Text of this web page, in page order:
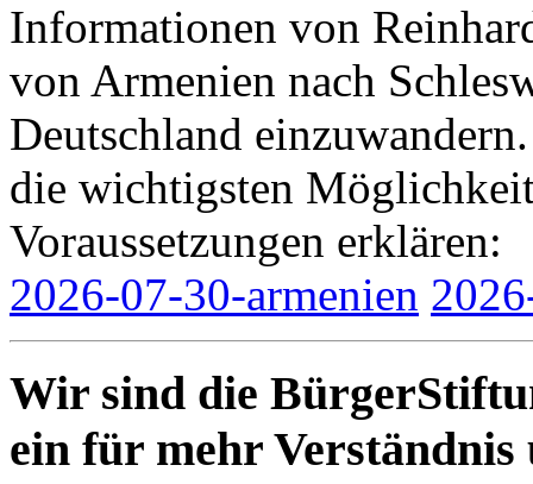
Informationen von
von Armenien nach
Deutschland
die wichtigsten
Voraussetzungen erklären:
2026-07-30-armenien
Wir sind die
ein für mehr